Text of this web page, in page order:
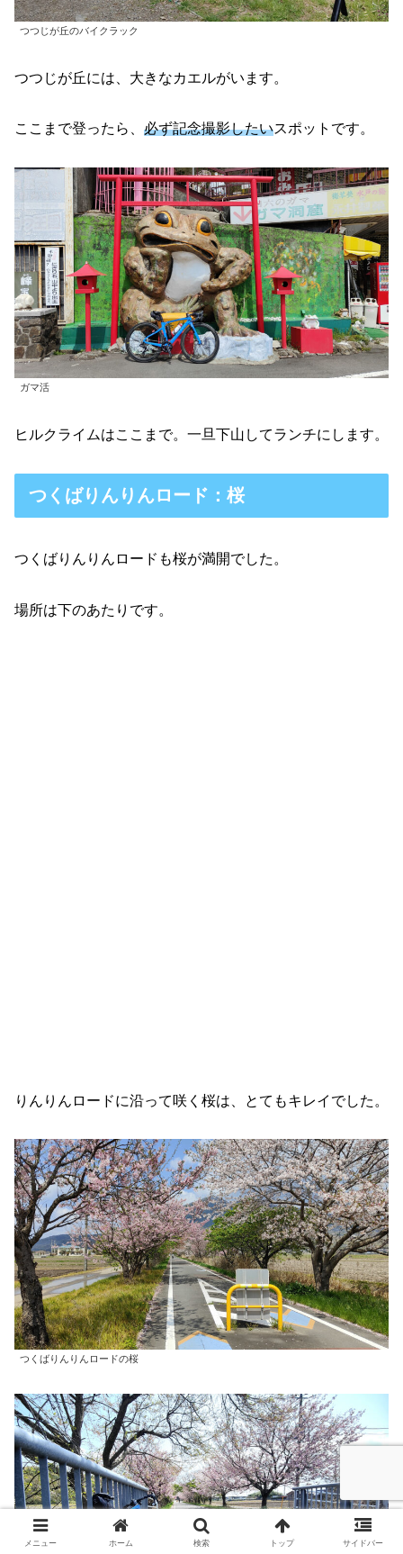
つつじが丘のバイクラック
つつじが丘には、大きなカエルがいます。
ここまで登ったら、 必ず記念撮影したいスポットです。
ガマ活
ヒルクライムはここまで。一旦下山してランチにします。
つくばりんりんロード：桜
つくばりんりんロードも桜が満開でした。
場所は下のあたりです。
りんりんロードに沿って咲く桜は、とてもキレイでした。
つくばりんりんロードの桜
メニュー ホーム 検索 トップ サイドバー